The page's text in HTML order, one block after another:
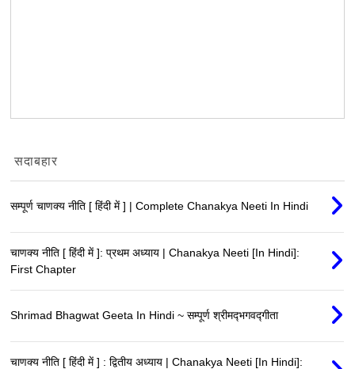
सदाबहार
सम्पूर्ण चाणक्य नीति [ हिंदी में ] | Complete Chanakya Neeti In Hindi
चाणक्य नीति [ हिंदी में ]: प्रथम अध्याय | Chanakya Neeti [In Hindi]:
First Chapter
Shrimad Bhagwat Geeta In Hindi ~ सम्पूर्ण श्रीमद्‍भगवद्‍गीता
चाणक्य नीति [ हिंदी में ] : द्वितीय अध्याय | Chanakya Neeti [In Hindi]: